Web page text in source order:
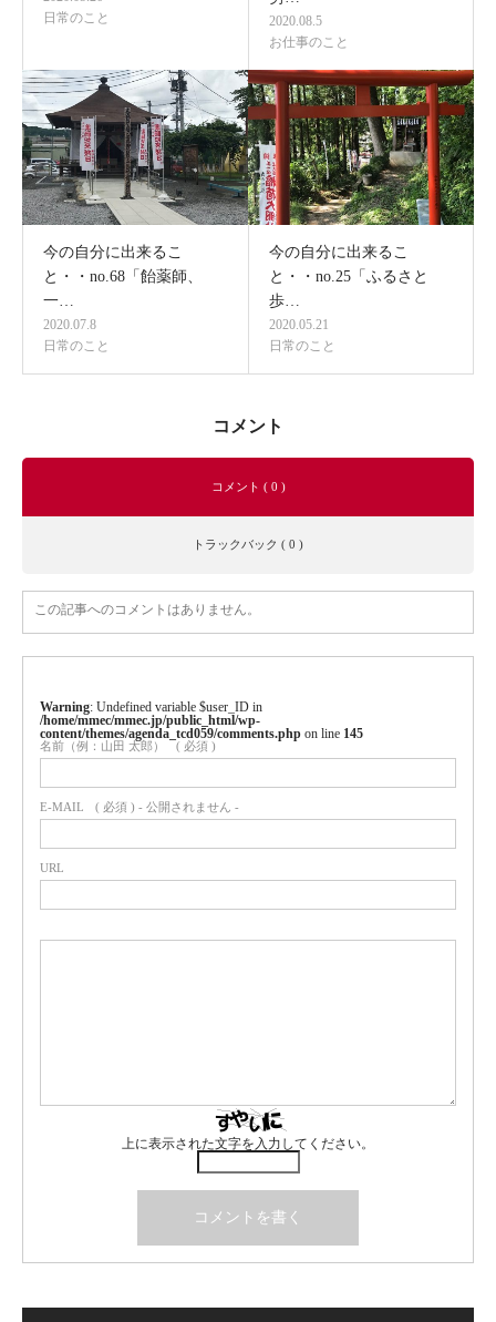
日常のこと
2020.08.5
お仕事のこと
今の自分に出来るこ
と・・no.68「飴薬師、
一…
2020.07.8
日常のこと
今の自分に出来るこ
と・・no.25「ふるさと
歩…
2020.05.21
日常のこと
コメント
コメント ( 0 )
トラックバック ( 0 )
この記事へのコメントはありません。
Warning : Undefined variable $user_ID in
/home/mmec/mmec.jp/public_html/wp-
content/themes/agenda_tcd059/comments.php on line 145
名前（例：山田 太郎） ( 必須 )
E-MAIL ( 必須 ) - 公開されません -
URL
上に表示された文字を入力してください。